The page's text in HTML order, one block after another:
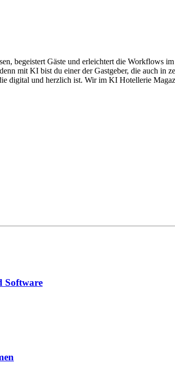
begeistert Gäste und erleichtert die Workflows
mit KI bist du einer der Gastgeber, die auch in
digital und herzlich ist. Wir im KI Hotellerie
Software